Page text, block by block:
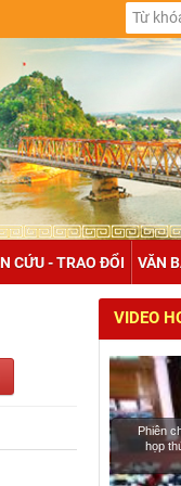
CỨU - TRAO ĐỔI VĂN
VIDEO
Phiên
họp